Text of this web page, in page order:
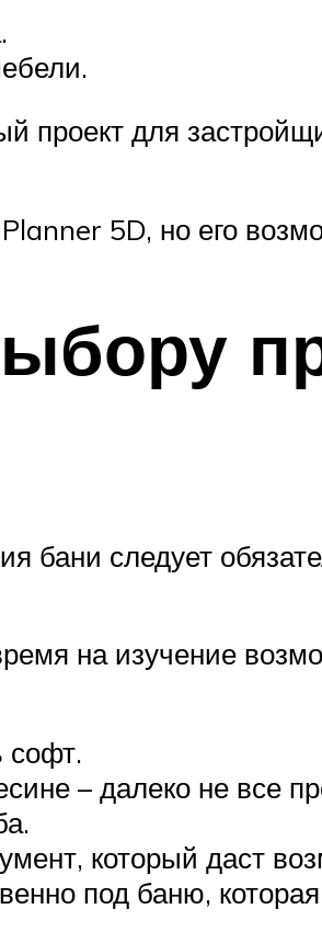
проект для
5D, но его
бани следует
на изучение
софт.
– далеко не все
который даст
под баню, которая